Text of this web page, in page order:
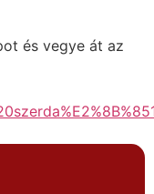
és vegye át az